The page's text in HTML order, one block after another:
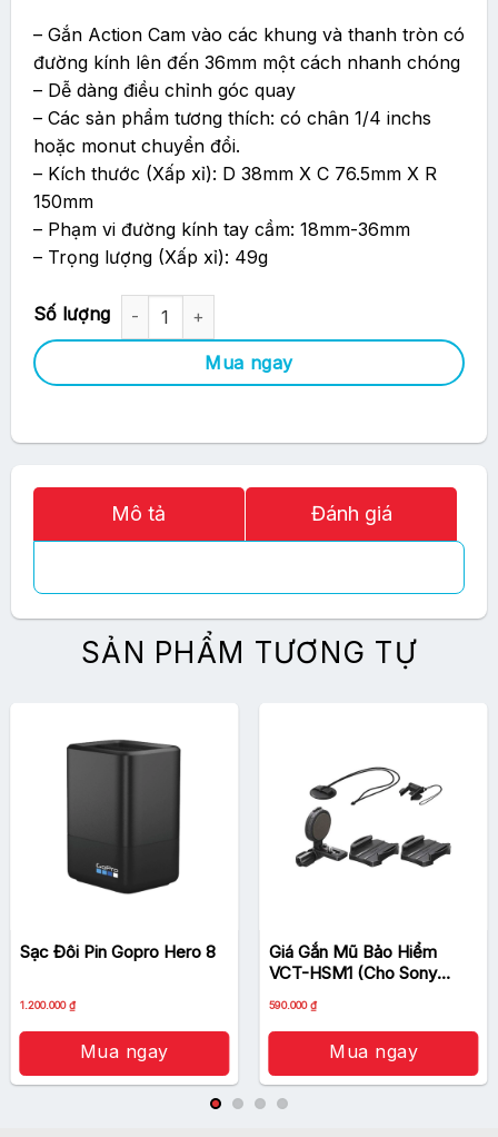
– Gắn Action Cam vào các khung và thanh tròn có
đường kính lên đến 36mm một cách nhanh chóng
– Dễ dàng điều chỉnh góc quay
– Các sản phẩm tương thích: có chân 1/4 inchs
hoặc monut chuyển đổi.
– Kích thước (Xấp xỉ): D 38mm X C 76.5mm X R
150mm
– Phạm vi đường kính tay cầm: 18mm-36mm
– Trọng lượng (Xấp xỉ): 49g
Giá Gắn Trên Tay Lái Xe VCT-HM2 (Cho Sony Action Cam)
Mua ngay
Mô tả Đánh giá
SẢN PHẨM TƯƠNG TỰ
Sạc Đôi Pin Gopro Hero 8
1.200.000₫
Mua ngay
Giá Gắn Mũ Bảo Hiểm
VCT-HSM1 (Cho Sony
590.000₫
Mua ngay